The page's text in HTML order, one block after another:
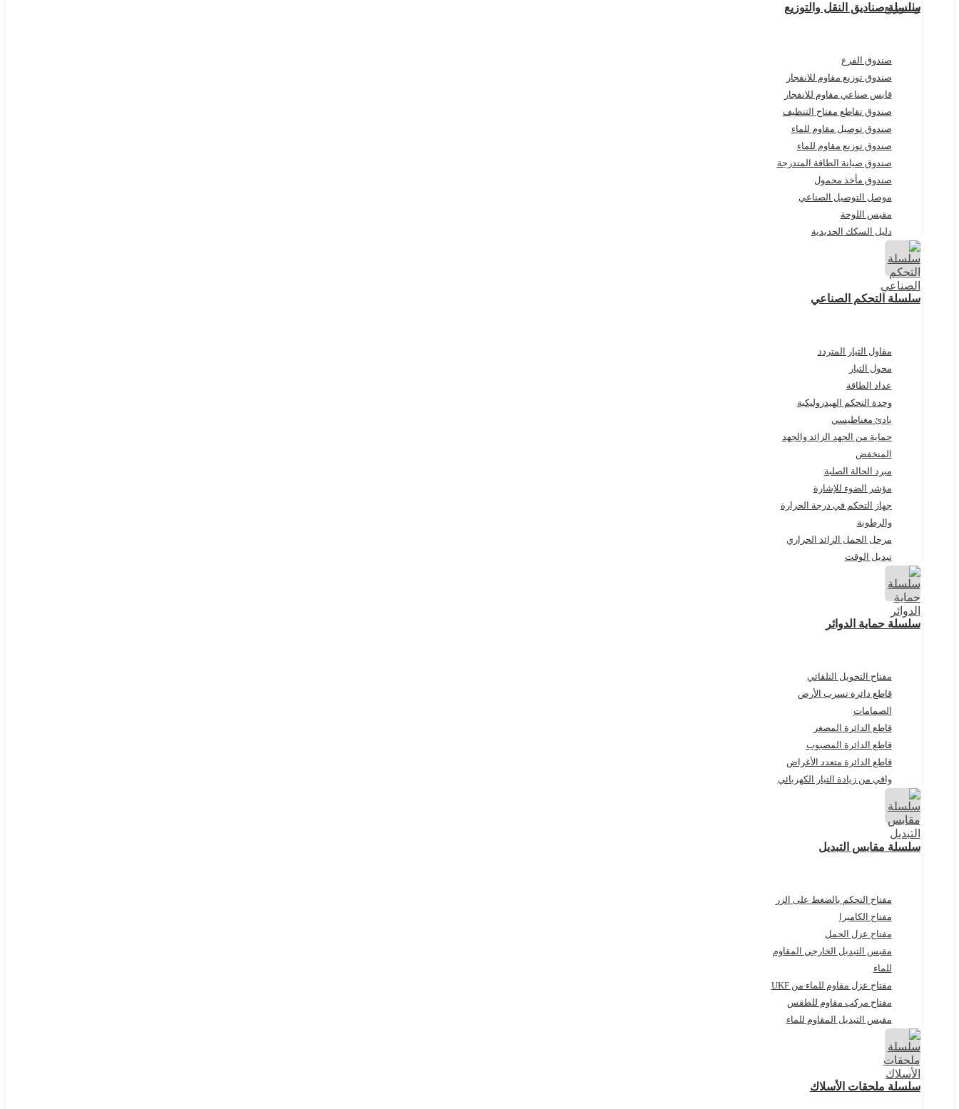
سلسلة صناديق النقل والتوزيع
صندوق الفرع
صندوق توزيع مقاوم للانفجار
قابس صناعي مقاوم للانفجار
صندوق تقاطع مفتاح التنظيف
صندوق توصيل مقاوم للماء
صندوق توزيع مقاوم للماء
صندوق صيانة الطاقة المتدرجة
صندوق مأخذ محمول
موصل التوصيل الصناعي
مقبس اللوحة
دليل السكك الحديدية
سلسلة التحكم الصناعي
مقاول التيار المتردد
محول التيار
عداد الطاقة
وحدة التحكم الهيدروليكية
بادئ مغناطيسي
حماية من الجهد الزائد والجهد
المنخفض
مبرد الحالة الصلبة
مؤشر الضوء للإشارة
جهاز التحكم في درجة الحرارة
والرطوبة
مرحل الحمل الزائد الحراري
تبديل الوقت
سلسلة حماية الدوائر
مفتاح التحويل التلقائي
قاطع دائرة تسرب الأرض
الصمامات
قاطع الدائرة المصغر
قاطع الدائرة المصبوب
قاطع الدائرة متعدد الأغراض
واقي من زيادة التيار الكهربائي
سلسلة مقابس التبديل
مفتاح التحكم بالضغط على الزر
مفتاح الكاميرا
مفتاح عزل الحمل
مقبس التبديل الخارجي المقاوم
للماء
مفتاح عزل مقاوم للماء من UKF
مفتاح مركب مقاوم للطقس
مقبس التبديل المقاوم للماء
سلسلة ملحقات الأسلاك